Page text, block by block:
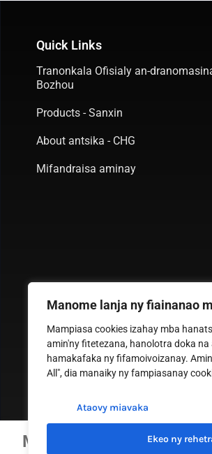
Manome lanja ny fiainanao
Mampiasa cookies izahay mba
amin'ny fitetezana, hanolotra doka
hamakafaka ny fifamoivoizanay.
All", dia manaiky ny fampiasanay
Ataovy miavaka
Ekeo ny
Quick Links
Tranonkala Ofisialy an-
Bozhou
Products - Sanxin
About antsika - CHG
Mifandraisa aminay
Manome lanja ny